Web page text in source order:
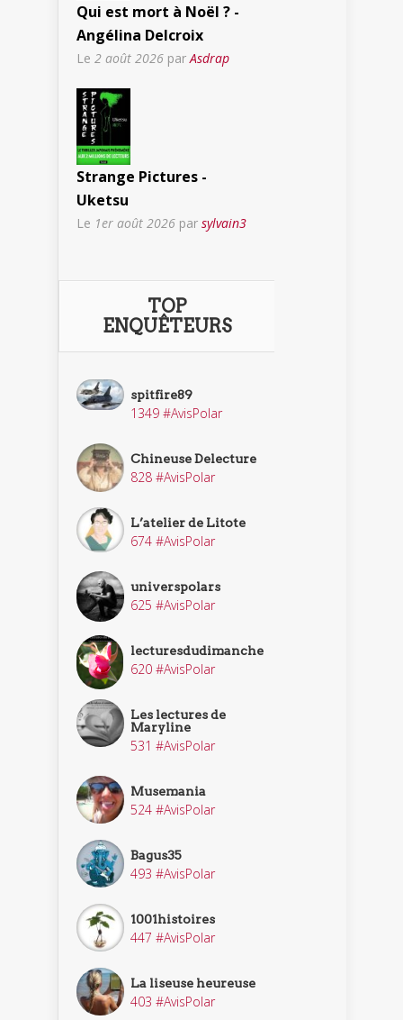
Qui est mort à Noël ? -
Angélina Delcroix
Le 2 août 2026 par Asdrap
Strange Pictures -
Uketsu
Le 1er août 2026 par sylvain3
TOP
ENQUÊTEURS
spitfire89
1349 #AvisPolar
Chineuse Delecture
828 #AvisPolar
L’atelier de Litote
674 #AvisPolar
universpolars
625 #AvisPolar
lecturesdudimanche
620 #AvisPolar
Les lectures de
Maryline
531 #AvisPolar
Musemania
524 #AvisPolar
Bagus35
493 #AvisPolar
1001histoires
447 #AvisPolar
La liseuse heureuse
403 #AvisPolar